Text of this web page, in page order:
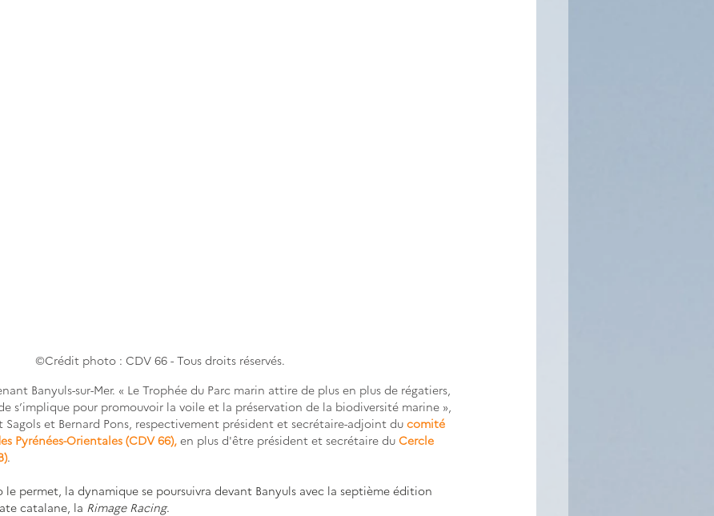
©Crédit photo : CDV 66 - Tous droits réservés.
Banyuls-sur-Mer. « Le Trophée du Parc marin attire de plus en plus de régatiers,
s’implique pour promouvoir la voile et la préservation de la biodiversité marine »,
et Bernard Pons, respectivement président et secrétaire-adjoint du comité
Pyrénées-Orientales (CDV 66), en plus d'être président et secrétaire du Cercle
.
le permet, la dynamique se poursuivra devant Banyuls avec la septième édition
catalane, la Rimage Racing.